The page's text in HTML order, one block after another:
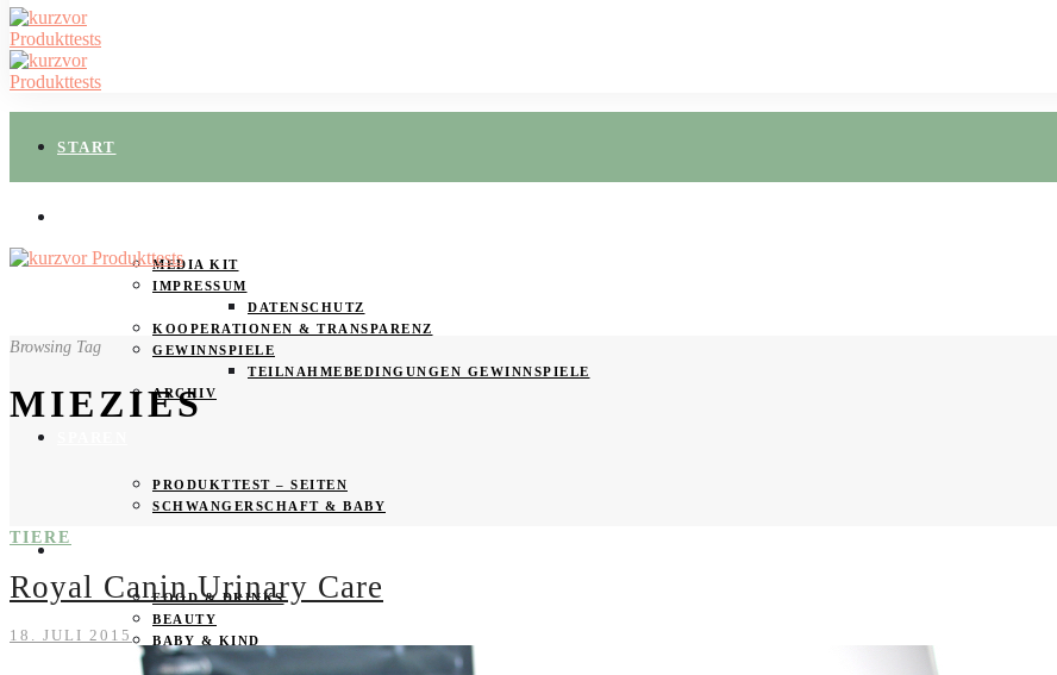
START
MEDIA KIT
IMPRESSUM
DATENSCHUTZ
KOOPERATIONEN & TRANSPARENZ
GEWINNSPIELE
TEILNAHMEBEDINGUNGEN GEWINNSPIELE
ARCHIV
PRODUKTTEST – SEITEN
SCHWANGERSCHAFT & BABY
PRODUKTTESTER GESUCHT
FOOD & DRINKS
BEAUTY
BABY & KIND
BLOGGER
Browsing Tag
MIEZIES
TIERE
Royal Canin Urinary Care
18. JULI 2015